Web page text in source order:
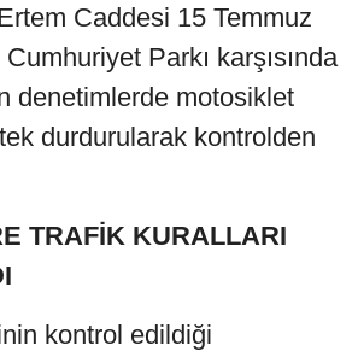
Caddesi 15 Temmuz
Parkı karşısında
denetimlerde motosiklet
durdurularak kontrolden
TRAFİK KURALLARI
kontrol edildiği